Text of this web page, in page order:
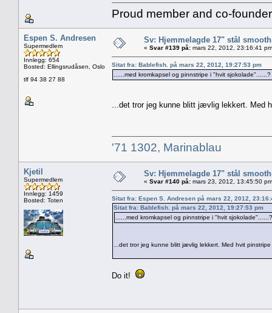
Proud member and co-
Espen S. Andresen
Supermedlem
Innlegg: 654
Bosted: Ellingsrudåsen, Oslo
tlf 94 38 27 88
Sv: Hjemmelagde 17" stål
« Svar #139 på: mars 22, 2012, 23:16:41
Sitat fra: Bablefish. på mars 22, 2012, 19:27:53 pm
......med kromkapsel og pinnstripe i "hvit sjokolade"......?
...det tror jeg kunne blitt jævlig lekkert.
'71 1302, Marinablau
Kjetil
Supermedlem
Innlegg: 1459
Bosted: Toten
Sv: Hjemmelagde 17" stål
« Svar #140 på: mars 23, 2012, 13:45:50
Sitat fra: Espen S. Andresen på mars 22, 2012,
Sitat fra: Bablefish. på mars 22, 2012, 19:27:53 pm
......med kromkapsel og pinnstripe i "hvit sjokolade"......?
...det tror jeg kunne blitt jævlig lekkert. Med hvit
Do it!